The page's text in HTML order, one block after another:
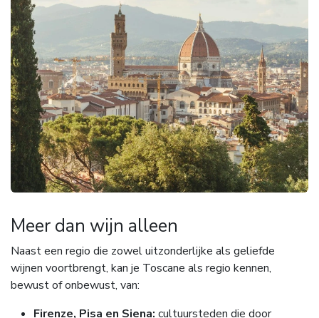
Meer dan wijn alleen
Naast een regio die zowel uitzonderlijke als geliefde
wijnen voortbrengt, kan je Toscane als regio kennen,
bewust of onbewust, van:
Firenze, Pisa en Siena: cultuursteden die door